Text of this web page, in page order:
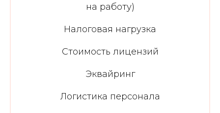
на работу)
Налоговая нагрузка
Стоимость лицензий
Эквайринг
Логистика персонала